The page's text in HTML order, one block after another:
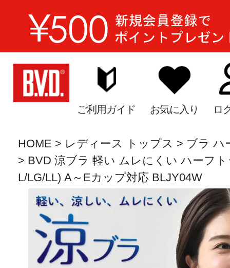
ご利用ガイド お気に入り ロ
HOME レディース トップス
ブラ ハ
BVD 涼ブラ 軽い ムレにくい ハーフ
L/LG/LL) A～Eカップ対応 BLJY04W